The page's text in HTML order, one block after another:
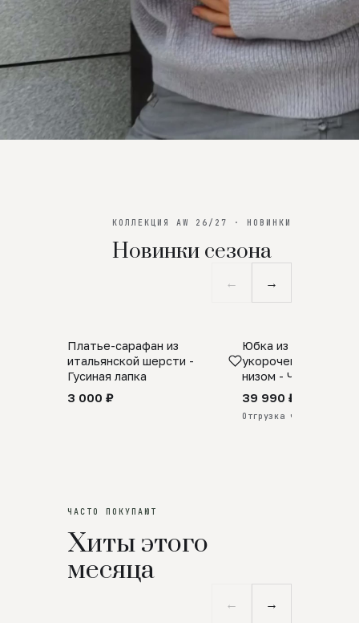
КОЛЛЕКЦИЯ AW 26/27 · НОВИНКИ
Новинки сезона
← →
SALE
Платье-сарафан из
итальянской шерсти -
Гусиная лапка
3 000 ₽
ПРЕДЗАКАЗ
Юбка из
укороченная с
низом - Черный
39 990 ₽
Отгрузка через 25 дней
ЧАСТО ПОКУПАЮТ
Хиты этого
месяца
← →